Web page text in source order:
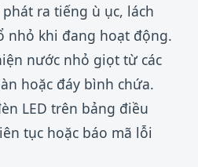
phát ra tiếng ù ục, lách
nhỏ khi đang hoạt động.
nước nhỏ giọt từ các
hoặc đáy bình chứa.
LED trên bảng điều
tục hoặc báo mã lỗi